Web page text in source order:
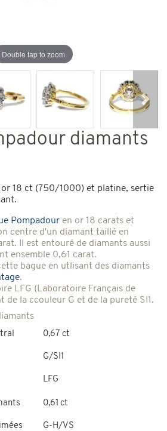
Double tap to zoom
diamants
or 18 ct (750/1000) et platine, sertie
Pompadour en or 18 carats et
centre d'un diamant taillé en
Il est entouré de diamants aussi
ensemble 0,61 carat.
bague en utlisant des diamants
.
LFG (Laboratoire Français de
de la ccouleur G et de la pureté SI1.
0,67 ct
G/SI1
LFG
0,61 ct
G-H/VS